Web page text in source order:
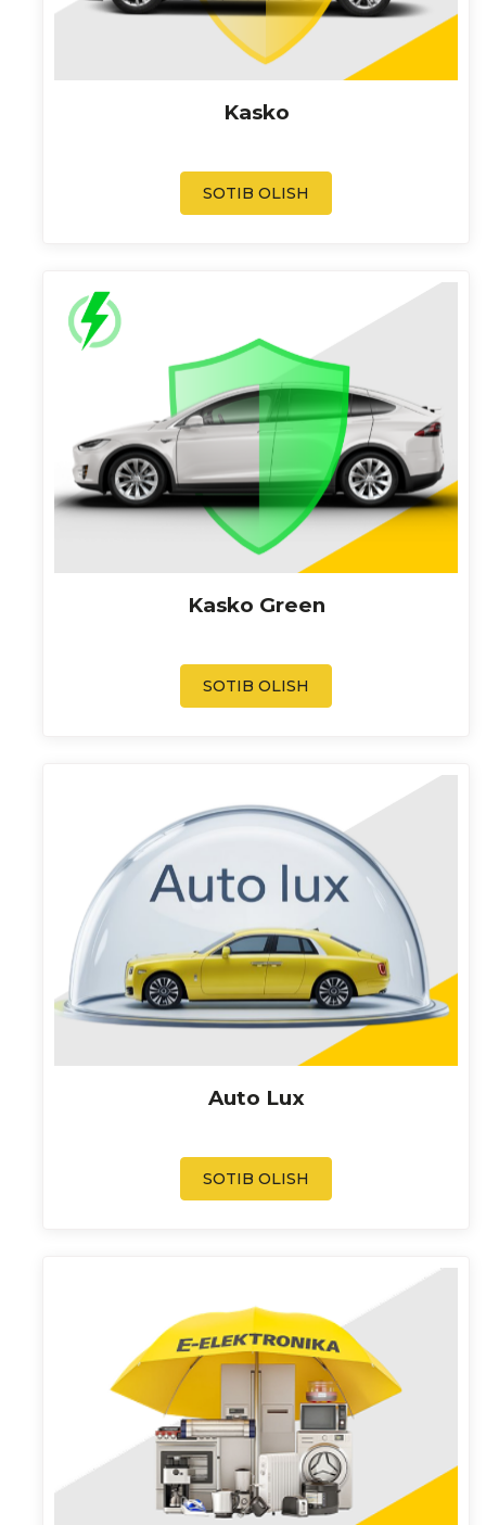
Kasko
SOTIB OLISH
Kasko Green
SOTIB OLISH
Auto Lux
SOTIB OLISH